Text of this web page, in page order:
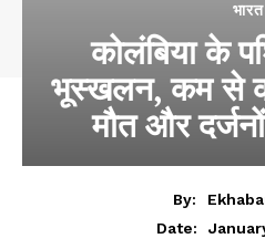
भारत
कोलंबिया के
भूस्खलन, कम से
मौत और
By:
Date: